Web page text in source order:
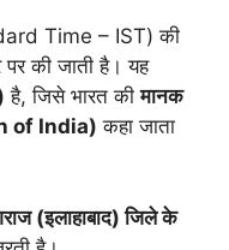
Time – IST) की
की जाती है। यह
है, जिसे भारत कीमानक
of India) कहा जाता
(इलाहाबाद) जिले के